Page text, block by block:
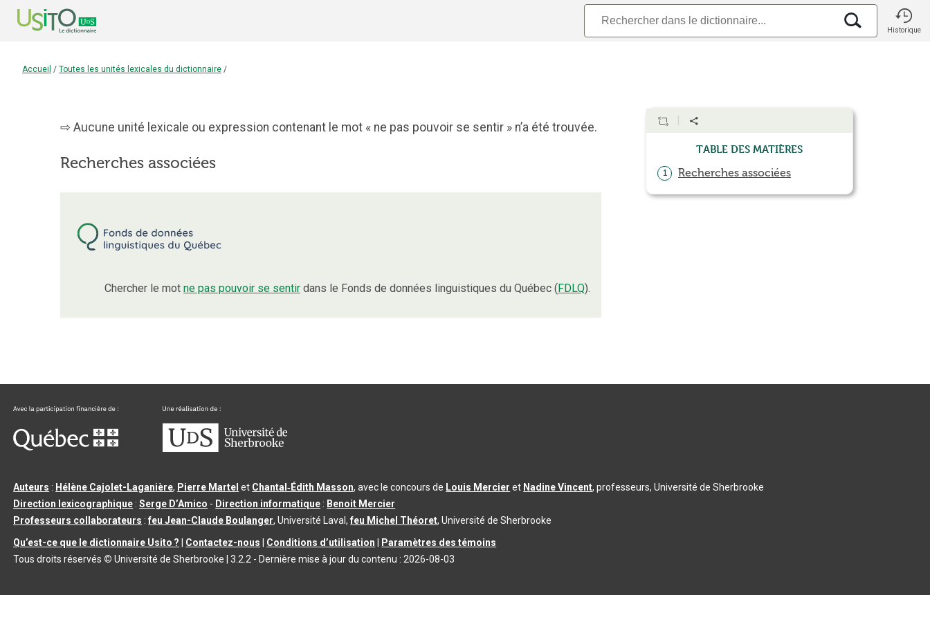
Historique
Accueil / Toutes les unités lexicales du dictionnaire /
Aucune unité lexicale ou expression contenant le mot « ne pas pouvoir se sentir » n’a été trouvée.
Recherches associées
Chercher le mot ne pas pouvoir se sentir dans le Fonds de données linguistiques du Québec (FDLQ).
Table des matières
1 Recherches associées
Auteurs : Hélène Cajolet-Laganière, Pierre Martel et Chantal‑Édith Masson, avec le concours de Louis Mercier et Nadine Vincent, professeurs, Université de Sherbrooke
Direction lexicographique :Serge D’Amico - Direction informatique : Benoit Mercier
Professeurs collaborateurs :feu Jean-Claude Boulanger, Université Laval,feu Michel Théoret, Université de Sherbrooke
Qu’est-ce que le dictionnaire Usito ?
Contactez-nous Conditions d’utilisation
Paramètres des témoins
Tous droits réservés © Université de Sherbrooke |3.2.2 - Dernière mise à jour du contenu : 2026-08-03